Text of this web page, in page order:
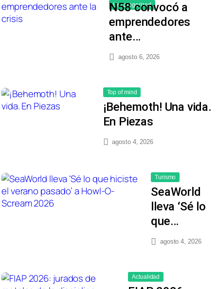
Uncategorized
N58 convocó a
emprendedores
ante…
agosto 6, 2026
Top of mind
¡Behemoth! Una vida.
En Piezas
agosto 4, 2026
Turismo
SeaWorld
lleva ‘Sé lo
que…
agosto 4, 2026
Actualidad